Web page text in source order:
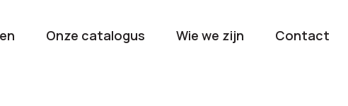
Onze catalogus Wie we zijn Contact